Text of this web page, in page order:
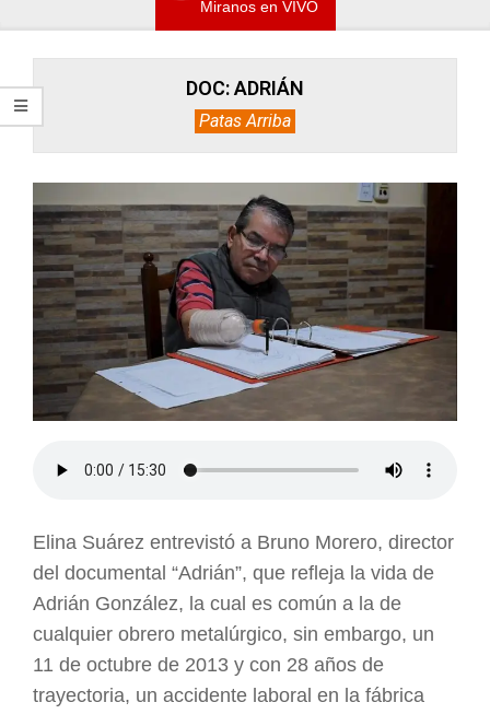
Miranos en VIVO
DOC: ADRIÁN
Patas Arriba
Elina Suárez entrevistó a Bruno Morero, director
del documental “Adrián”, que refleja la vida de
Adrián González, la cual es común a la de
cualquier obrero metalúrgico, sin embargo, un
11 de octubre de 2013 y con 28 años de
trayectoria, un accidente laboral en la fábrica